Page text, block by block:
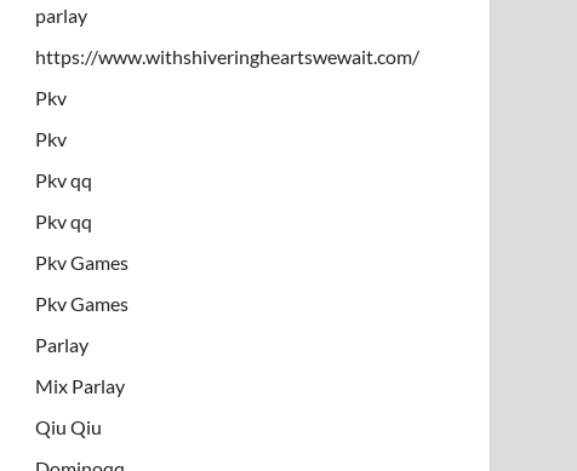
parlay
https://www.withshiveringheartswewait.com/
Pkv
Pkv
Pkv qq
Pkv qq
Pkv Games
Pkv Games
Parlay
Mix Parlay
Qiu Qiu